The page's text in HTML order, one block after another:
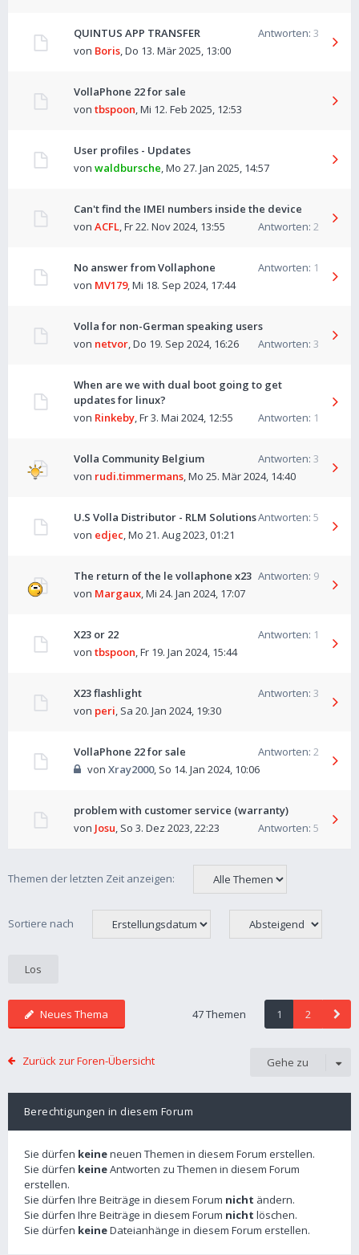
QUINTUS APP TRANSFER Antworten: 3
von Boris,Do 13. Mär 2025, 13:00
VollaPhone 22 for sale
von tbspoon,Mi 12. Feb 2025, 12:53
User profiles - Updates
von waldbursche,Mo 27. Jan 2025, 14:57
Can't find the IMEI numbers inside the device
Antworten: 2
von ACFL,Fr 22. Nov 2024, 13:55
No answer from Vollaphone Antworten: 1
von MV179,Mi 18. Sep 2024, 17:44
Volla for non-German speaking users
Antworten: 3
von netvor,Do 19. Sep 2024, 16:26
When are we with dual boot going to get
updates for linux?
Antworten: 1
von Rinkeby,Fr 3. Mai 2024, 12:55
Volla Community Belgium Antworten: 3
von rudi.timmermans,Mo 25. Mär 2024, 14:40
U.S Volla Distributor - RLM SolutionsAntworten: 5
von edjec,Mo 21. Aug 2023, 01:21
The return of the le vollaphone x23 Antworten: 9
von Margaux,Mi 24. Jan 2024, 17:07
X23 or 22 Antworten: 1
von tbspoon,Fr 19. Jan 2024, 15:44
X23 flashlight Antworten: 3
von peri, Sa 20. Jan 2024, 19:30
VollaPhone 22 for sale Antworten: 2
von Xray2000, So 14. Jan 2024, 10:06
problem with customer service (warranty)
Antworten: 5
von Josu, So 3. Dez 2023, 22:23
Themen der letzten Zeit anzeigen:
Sortiere nach
Neues Thema 47 Themen 1 2
Zurück zur Foren-Übersicht Gehe zu
Berechtigungen in diesem Forum
Sie dürfen keineneuen Themen in diesem Forum erstellen.
Sie dürfen keineAntworten zu Themen in diesem Forum
erstellen.
Sie dürfen Ihre Beiträge in diesem Forum nicht ändern.
Sie dürfen Ihre Beiträge in diesem Forum nicht löschen.
Sie dürfen keineDateianhänge in diesem Forum erstellen.